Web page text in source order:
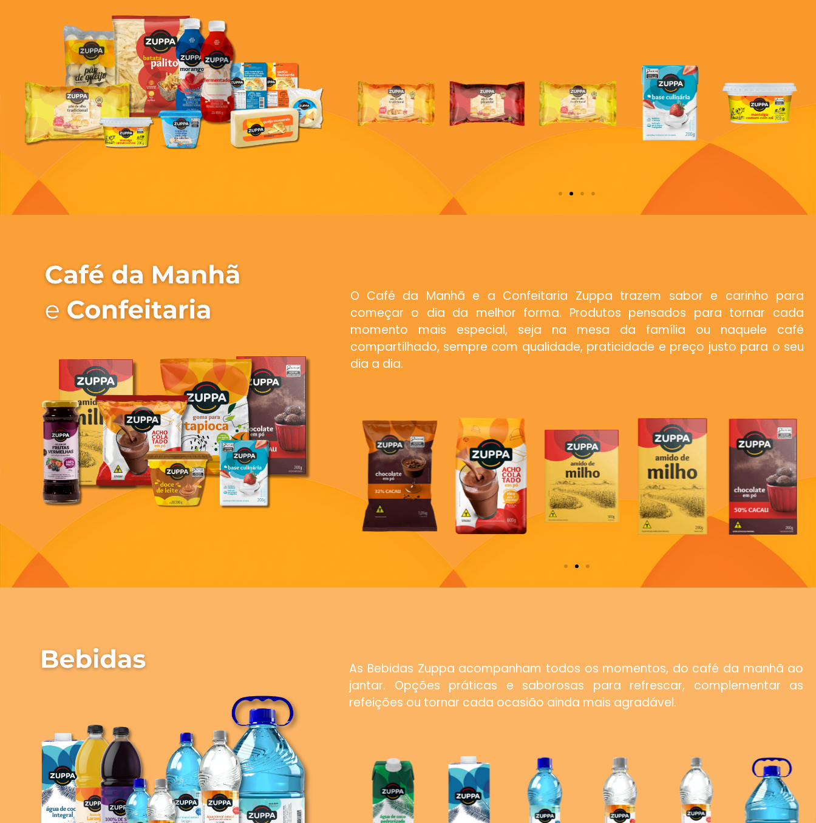
O Café da Manhã e a Confeitaria Zuppa trazem sabor e carinho para
começar o dia da melhor forma. Produtos pensados para tornar cada
momento mais especial, seja na mesa da família ou naquele café
compartilhado, sempre com qualidade, praticidade e preço justo para o seu
dia a dia.
As Bebidas Zuppa acompanham todos os momentos, do café da manhã ao
jantar. Opções práticas e saborosas para refrescar, complementar as
refeições ou tornar cada ocasião ainda mais agradável.